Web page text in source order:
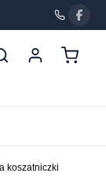
koszatniczki